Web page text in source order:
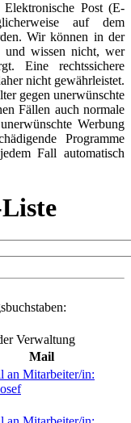
Post (E-
auf dem
Wir können in der
und wissen nicht, wer
Eine rechtssichere
nicht gewährleistet.
gegen unerwünschte
Fällen auch normale
Werbung
Programme
Fall automatisch
Verwaltung
Mail